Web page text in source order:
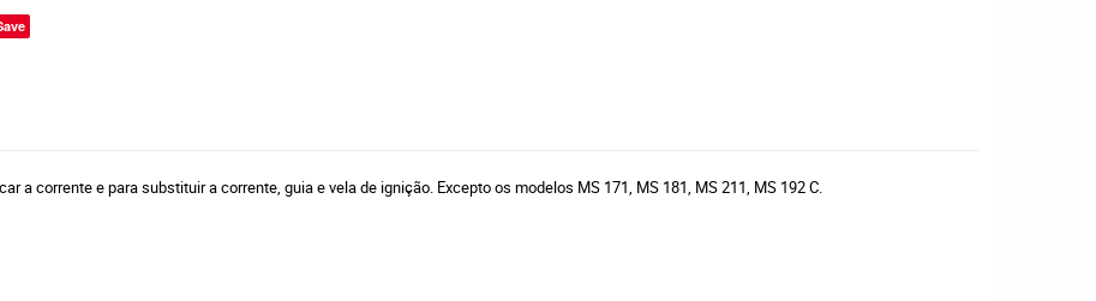
a corrente e para substituir a corrente, guia e vela de ignição. Excepto os modelos MS 171, MS 181, MS 211, MS 192 C.